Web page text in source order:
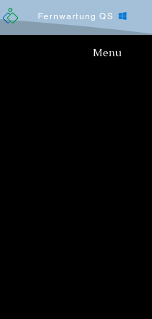
Fernwartung QS
Menu